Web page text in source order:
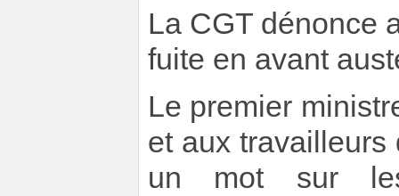
La CGT dénonce
fuite en avant
Le premier
et aux travailleurs
un mot sur